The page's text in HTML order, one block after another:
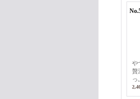
や
贅
っ